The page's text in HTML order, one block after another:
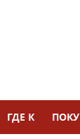
ГДЕ КУПИТЬ